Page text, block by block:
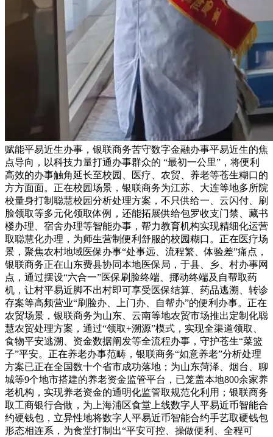
赋能平易近生办事，银联商务苦守数字金融办事平易近生的焦
点导向，以科技力量打通办事群众的 “最初一公里”，将便利
高效的办事触角延长至校园、医疗、农贸、养老等苍生糊口的
方方面面。正在校园场景，银联商务为江苏、大连等地多所院
校量身打制聪慧校园分析处理方案，不只供给一、云闪付、刷
脸领取等多元化领取体例，还能拓展供给包罗收支门禁、藏书
楼办理、宿舍办理等智能办事，帮力教育机构实现精细化运营
取聪慧化办理，为师生营制便利舒服的校园糊口。正在医疗场
景，聚焦农村地域医保办事“处事远、流程繁、体验差”痛点，
银联商务正在山东费县协同本地医保局，于县、乡、村办事网
点，通过摆设“六合一”医保刷脸终端、挪动终端及自帮取药
机，让村平易近脚不出村即可享受医保结算、药品逃溯、转诊
存案等高频营业“刷脸办、上门办、自帮办”的便利办事。正在
农贸场景，银联商务为山东、云南等地农贸市场推出定制化聪
慧农贸处理方案，通过“领取+溯源”模式，实现全渠道领取、
食物平安逃溯、资金数据阐发等全流程办事，守护苍生“菜篮
子”平安。正在养老办事范畴，银联商务“如意养老”分析处理
方案已正在全国数十个省市成功落地；为山东菏泽、烟台、聊
城等9个地市搭建的养老资金监管平台，已笼盖本地800余家养
老机构，实现养老资金的通明化监管取规范化利用；银联商务
取工商银行合做，为上海浦区食堂上线数字人平易近币智能合
约硬钱包，立异性地将数字人平易近币智能合约手艺取硬钱包
形态相连系，为食堂打制出“平安可控、操做便利、全程可